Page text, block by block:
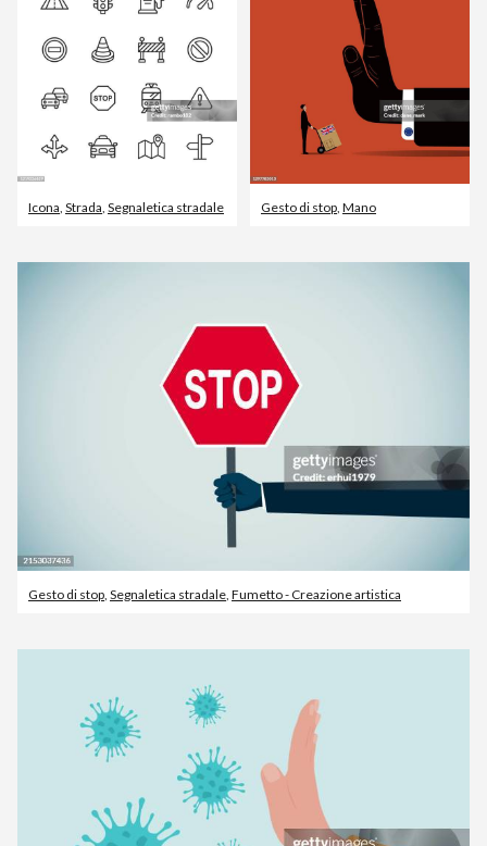
Icona Strada Segnaletica stradale Gesto di stop Mano
Gesto di stop, Segnaletica stradale, Fumetto - Creazione artistica